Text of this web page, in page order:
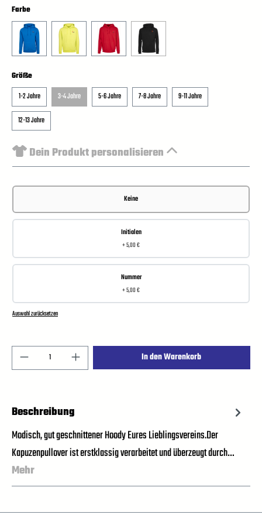
Farbe
Größe
1-2 Jahre
3-4 Jahre 5-6 Jahre 7-8 Jahre 9-11 Jahre
12-13 Jahre
Dein Produkt personalisieren
Keine
Initialen
+ 5,00 €
Nummer
+ 5,00 €
Auswahl zurücksetzen
In den Warenkorb
Beschreibung
Modisch, gut geschnittener Hoody Eures Lieblingsvereins.Der
Kapuzenpullover ist erstklassig verarbeitet und überzeugt durch…
Mehr